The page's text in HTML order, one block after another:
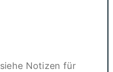
siehe Notizen für